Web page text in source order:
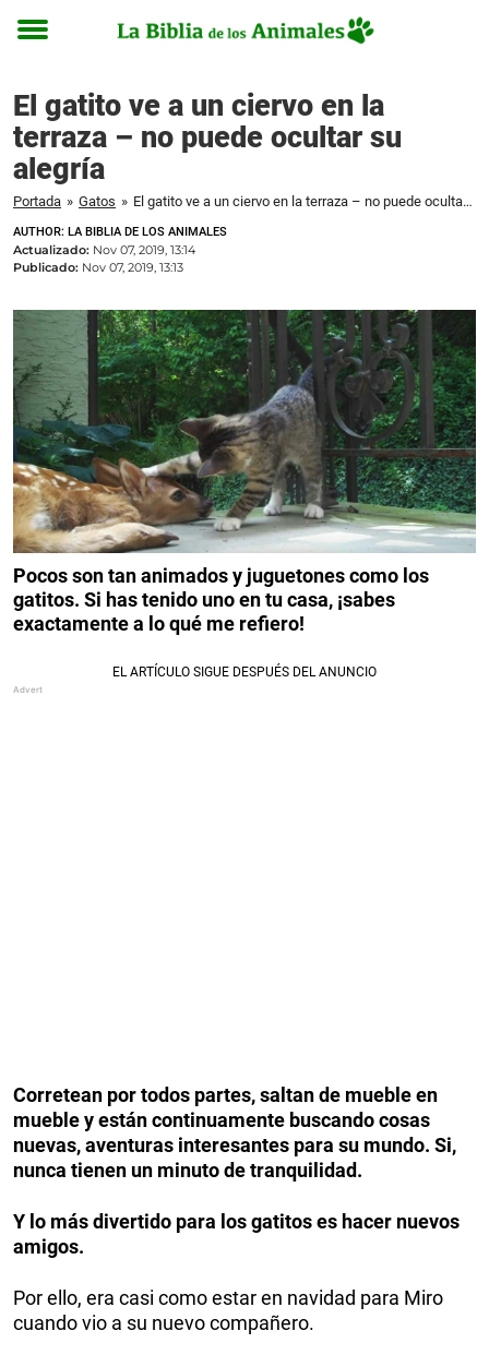
Toggle
El gatito ve a un ciervo en la
terraza – no puede ocultar su
alegría
Portada » Gatos » El gatito ve a un ciervo en la terraza – no puede ocultar su alegría
AUTHOR: LA BIBLIA DE LOS ANIMALES
Actualizado: Nov 07, 2019, 13:14
Publicado: Nov 07, 2019, 13:13
Pocos son tan animados y juguetones como los
gatitos. Si has tenido uno en tu casa, ¡sabes
exactamente a lo qué me refiero!
Corretean por todos partes, saltan de mueble en
mueble y están continuamente buscando cosas
nuevas, aventuras interesantes para su mundo. Si,
nunca tienen un minuto de tranquilidad.
Y lo más divertido para los gatitos es hacer nuevos
amigos.
Por ello, era casi como estar en navidad para Miro
cuando vio a su nuevo compañero.